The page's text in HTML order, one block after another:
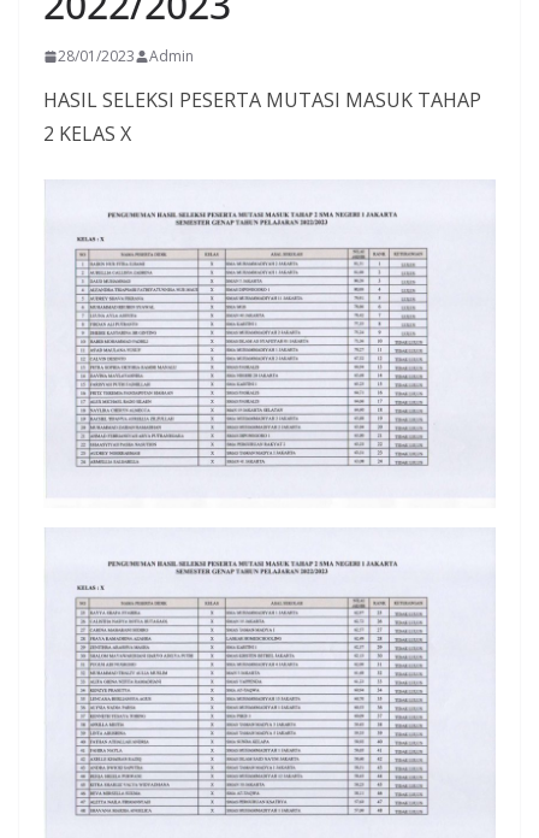
28/01/2023 Admin
HASIL SELEKSI PESERTA MUTASI MASUK TAHAP
2 KELAS X